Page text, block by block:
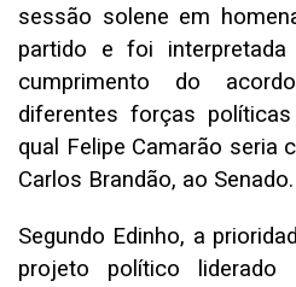
sessão solene em
partido e foi
cumprimento do
diferentes forças
qual Felipe Camarão seria
Carlos Brandão, ao Senado.
Segundo Edinho, a
projeto político liderado